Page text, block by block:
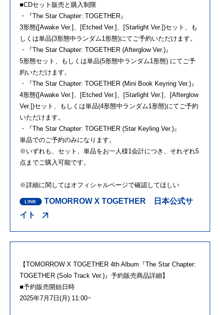
■CDセット販売と購入制限
・『The Star Chapter: TOGETHER』
3形態([Awake Ver.]、[Etched Ver.]、[Starlight Ver.])セット、も
しくは単品(3形態中ランダム1形態)にてご予約いただけます。
・『The Star Chapter: TOGETHER (Afterglow Ver.)』
5形態セット、もしくは単品(5形態中ランダム1形態) にてご予
約いただけます。
・『The Star Chapter: TOGETHER (Mini Book Keyring Ver.)』
4形態([Awake Ver.]、[Etched Ver.]、[Starlight Ver.]、[Afterglow
Ver.])セット、もしくは単品(4形態中ランダム1形態)にてご予約
いただけます。
・『The Star Chapter: TOGETHER (Star Keyling Ver.)』
単品でのご予約のみになります。
※いずれも、セット、単品をお一人様1会計につき、それぞれ5
点までご購入可能です。
※詳細に関してはオフィシャルページで確認してほしい
TOMORROW X TOGETHER 日本公式サ
イト
【TOMORROW X TOGETHER 4th Album『The Star Chapter:
TOGETHER (Solo Track Ver.)』予約販売商品詳細】
■予約販売開始日時
2025年7月7日(月) 11:00~